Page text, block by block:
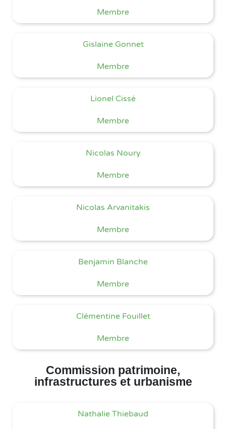
Membre
Gislaine Gonnet
Membre
Lionel Cissé
Membre
Nicolas Noury
Membre
Nicolas Arvanitakis
Membre
Benjamin Blanche
Membre
Clémentine Fouillet
Membre
Commission patrimoine,
infrastructures et urbanisme
Nathalie Thiebaud